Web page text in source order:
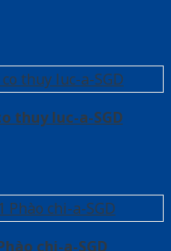
thuy luc-a-SGD
chi-a-SGD